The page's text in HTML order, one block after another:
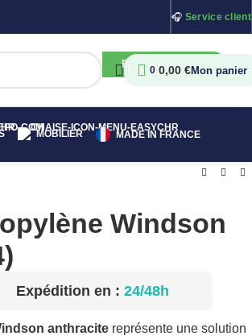
🎧 Service client
RECHERCHER
0 0,00 €
MOBILIER MADE IN FRANCE
Windson
Expédition en :24/48h
anthracite représente une solution